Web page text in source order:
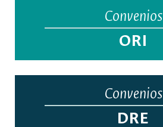
Convenios
ORI
Convenios
DRE